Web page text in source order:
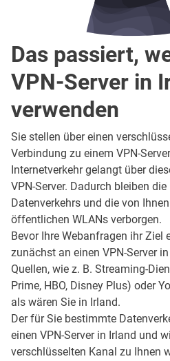
Das passiert,
VPN-Server in
verwenden
Sie stellen über einen
Verbindung zu einem VPN-
Internetverkehr gelangt über
VPN-Server. Dadurch bleiben
Datenverkehrs und die von
öffentlichen WLANs verborgen.
Bevor Ihre Webanfragen ihr Ziel
zunächst an einen VPN-Server
Quellen, wie z. B. Streaming-
Prime, HBO, Disney Plus) oder
als wären Sie in Irland.
Der für Sie bestimmte
einen VPN-Server in Irland und
verschlüsselten Kanal zu Ihnen